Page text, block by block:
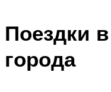
Поездки
города